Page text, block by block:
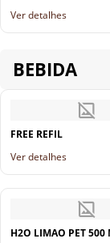
Ver detalhes
BEBIDA
FREE REFIL
Ver detalhes
H2O LIMAO PET 500